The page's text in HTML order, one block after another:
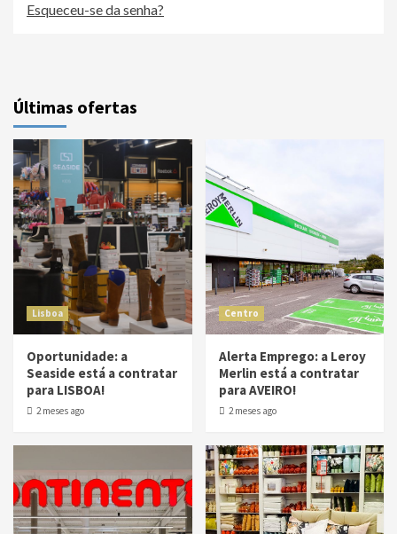
Esqueceu-se da senha?
Últimas ofertas
Lisboa
Oportunidade: a
Seaside está a contratar
para LISBOA!
2 meses ago
Centro
Alerta Emprego: a Leroy
Merlin está a contratar
para AVEIRO!
2 meses ago